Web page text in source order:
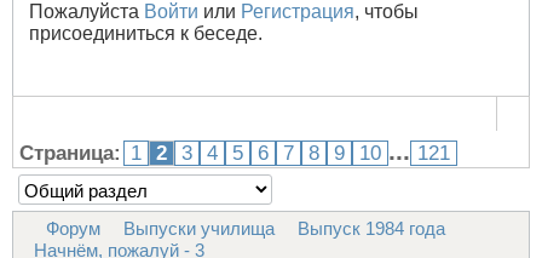
Пожалуйста Войти или Регистрация, чтобы
присоединиться к беседе.
Страница: 1 2 3 4 5 6 7 8 9 10 ... 121
Форум Выпуски училища
Выпуск 1984 года
Начнём, пожалуй - 3